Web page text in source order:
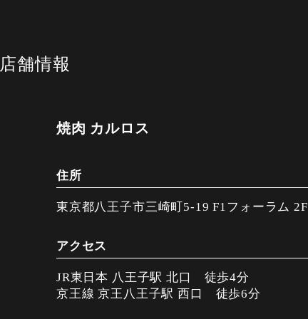
店舗情報
焼肉 カルロス
住所
東京都八王子市三崎町5-19 F1フォーラム 2F
アクセス
JR東日本 八王子駅 北口 徒歩4分
京王線 京王八王子駅 西口 徒歩6分